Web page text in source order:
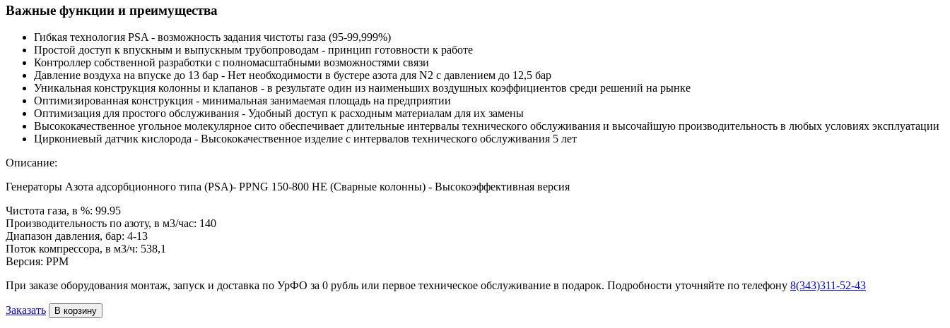
Важные функции и преимущества
Гибкая технология PSA - возможность задания чистоты газа (95-99,999%)
Простой доступ к впускным и выпускным трубопроводам - принцип готовности к работе
Контроллер собственной разработки с полномасштабными возможностями связи
Давление воздуха на впуске до 13 бар - Нет необходимости в бустере азота для N2 с давлением до 12,5 бар
Уникальная конструкция колонны и клапанов - в результате один из наименьших воздушных коэффициентов среди решений на рынке
Оптимизированная конструкция - минимальная занимаемая площадь на предприятии
Оптимизация для простого обслуживания - Удобный доступ к расходным материалам для их замены
Высококачественное угольное молекулярное сито обеспечивает длительные интервалы технического обслуживания и высочайшую производительность в любых условиях эксплуатации
Циркониевый датчик кислорода - Высококачественное изделие с интервалов технического обслуживания 5 лет
Описание:
Генераторы Азота адсорбционного типа (PSA)- PPNG 150-800 HE (Сварные колонны) - Высокоэффективная версия
Чистота газа, в %: 99.95
Производительность по азоту, в м3/час: 140
Диапазон давления, бар: 4-13
Поток компрессора, в м3/ч: 538,1
Версия: PPM
При заказе оборудования монтаж, запуск и доставка по УрФО за 0 рубль или первое техническое обслуживание в подарок. Подробности уточняйте по телефону 8(343)311-52-43
Заказать В корзину